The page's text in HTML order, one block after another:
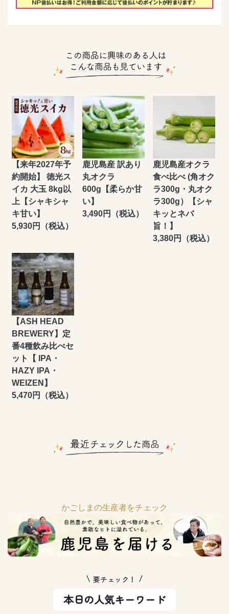
【来年2027年予
約開始】 徳光ス
イカ 大玉 8kg以
上【シャキシャ
キ甘い】
5,930円（税込）
鹿児島産 訳あり
丸オクラ
600g【柔らか甘
い】
3,490円（税込）
鹿児島産オクラ
食べ比べ (角オク
ラ300g・丸オク
ラ300g）【シャ
キッとネバ
旨！】
3,380円（税込）
【ASH HEAD
BREWERY】定
番4種飲み比べセ
ット【 IPA・
HAZY IPA・
WEIZEN】
5,470円（税込）
かごしまの生産者をチェック
要チェック！
本日の人気キーワード